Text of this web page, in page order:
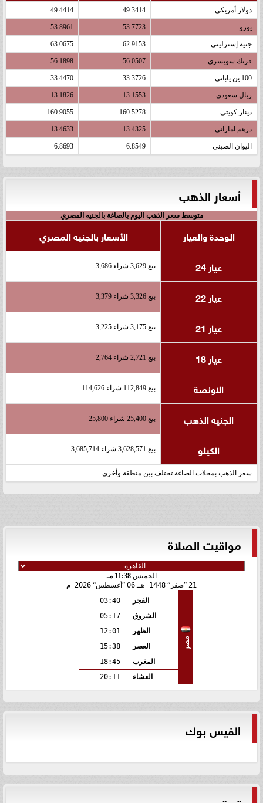
دولار أمريكى 49.3414
49.4414
يورو 53.7723
53.8961
جنيه إسترلينى 62.9153
63.0675
فرنك سويسرى 56.0507
56.1898
100 ين يابانى 33.3726
33.4470
ريال سعودى 13.1553
13.1826
دينار كويتى 160.5278
160.9055
درهم اماراتى 13.4325
13.4633
اليوان الصينى 6.8549
6.8693
أسعار الذهب
متوسط سعر الذهب اليوم بالصاغة بالجنيه المصري
الوحدة والعيار
الأسعار بالجنيه المصري
عيار 24
بيع 3,629 شراء 3,686
عيار 22 بيع 3,326 شراء 3,379
عيار 21 بيع 3,175 شراء 3,225
عيار 18 بيع 2,721 شراء 2,764
الاونصة بيع 112,849 شراء 114,626
الجنيه الذهب بيع 25,400 شراء 25,800
الكيلو بيع 3,628,571 شراء 3,685,714
سعر الذهب بمحلات الصاغة تختلف بين منطقة وأخرى
مواقيت الصلاة
الخميس11:38 مـ
21 صفر 1448 هـ 06 أغسطس 2026 م
مصر
الفجر
03:40
الشروق
05:17
الظهر
12:01
العصر
15:38
المغرب
18:45
العشاء
20:11
الفيس بوك